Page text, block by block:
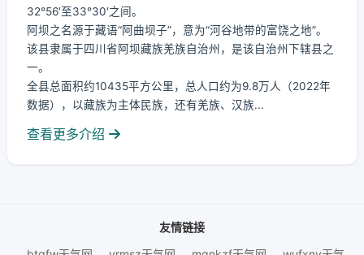
32°56′至33°30′之间。
阿坝之名源于藏语“阿曲坝子”，意为“河谷地带的富饶之地”。
该县隶属于四川省阿坝藏族羌族自治州，是该自治州下辖县之
一。
全县总面积约10435平方公里，总人口约为9.8万人（2022年
数据），以藏族为主体民族，还有羌族、汉族...
查看更多介绍
友情链接